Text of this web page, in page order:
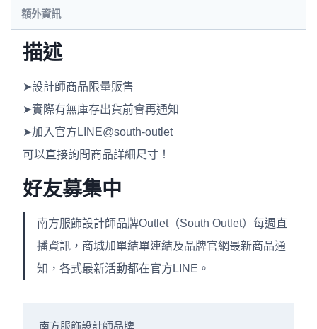
額外資訊
描述
➤設計師商品限量販售
➤實際有無庫存出貨前會再通知
➤加入官方LINE@south-outlet
可以直接詢問商品詳細尺寸！
好友募集中
南方服飾設計師品牌Outlet（South Outlet）每週直
播資訊，商城加單結單連結及品牌官網最新商品通
知，各式最新活動都在官方LINE。